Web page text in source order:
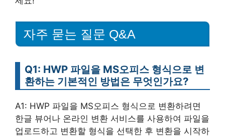
자주 묻는 질문 Q&A
Q1: HWP 파일을 MS오피스 형식으로 변
환하는 기본적인 방법은 무엇인가요?
A1: HWP 파일을 MS오피스 형식으로 변환하려면
한글 뷰어나 온라인 변환 서비스를 사용하여 파일을
업로드하고 변환할 형식을 선택한 후 변환을 시작하